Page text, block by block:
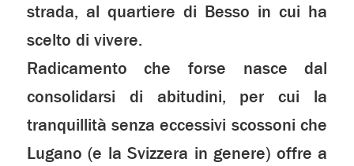
strada, al quartiere di Besso in cui ha
scelto di vivere.
Radicamento che forse nasce dal
consolidarsi di abitudini, per cui la
tranquillità senza eccessivi scossoni che
Lugano (e la Svizzera in genere) offre a